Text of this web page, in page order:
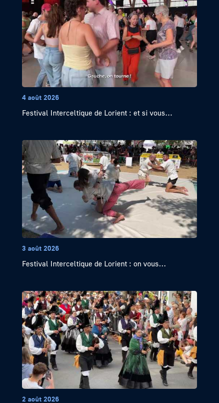
4 août 2026
Festival Interceltique de Lorient : et si vous...
3 août 2026
Festival Interceltique de Lorient : on vous...
2 août 2026